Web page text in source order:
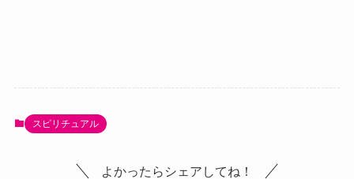
スピリチュアル
よかったらシェアしてね！